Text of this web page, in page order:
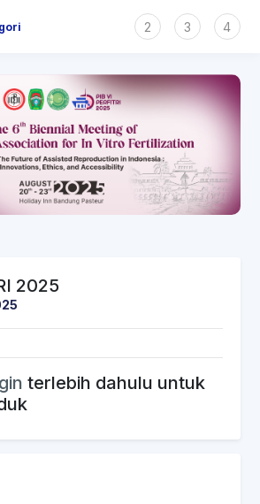
2 3 4
2025
terlebih dahulu untuk